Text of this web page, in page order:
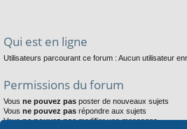
Qui est en ligne
Utilisateurs parcourant ce forum : Aucun utilisateur
Permissions du forum
Vous ne pouvez pas poster de nouveaux sujets
Vous ne pouvez pas répondre aux sujets
Vousne pouvez pasmodifier vos messages